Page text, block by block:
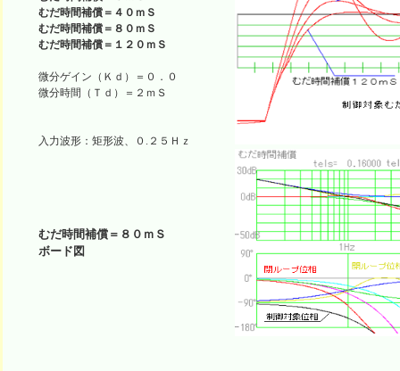
むだ時間補償＝４０ｍＳ
むだ時間補償＝８０ｍＳ
むだ時間補償＝１２０ｍＳ
微分ゲイン（Ｋｄ）＝０．０
微分時間（Ｔｄ）＝２ｍＳ
むだ時間補償＝８０ｍＳ
ボード図